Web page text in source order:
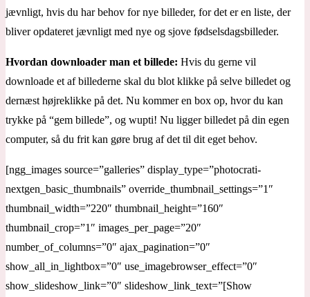
jævnligt, hvis du har behov for nye billeder, for det er en liste, der
bliver opdateret jævnligt med nye og sjove fødselsdagsbilleder.
Hvordan downloader man et billede: Hvis du gerne vil
downloade et af billederne skal du blot klikke på selve billedet og
dernæst højreklikke på det. Nu kommer en box op, hvor du kan
trykke på “gem billede”, og wupti! Nu ligger billedet på din egen
computer, så du frit kan gøre brug af det til dit eget behov.
[ngg_images source=”galleries” display_type=”photocrati-
nextgen_basic_thumbnails” override_thumbnail_settings=”1″
thumbnail_width=”220″ thumbnail_height=”160″
thumbnail_crop=”1″ images_per_page=”20″
number_of_columns=”0″ ajax_pagination=”0″
show_all_in_lightbox=”0″ use_imagebrowser_effect=”0″
show_slideshow_link=”0″ slideshow_link_text=”[Show